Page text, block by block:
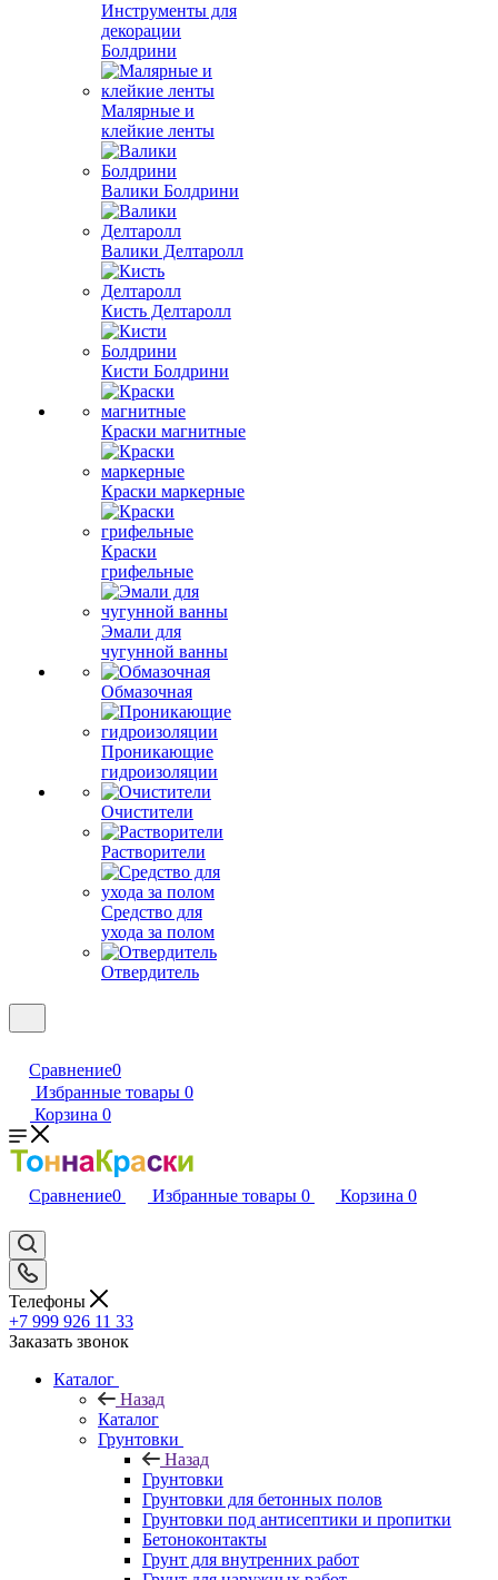
Инструменты для
декорации
Болдрини
Малярные и
клейкие ленты
Валики Болдрини
Валики Делтаролл
Кисть Делтаролл
Кисти Болдрини
Краски магнитные
Краски маркерные
Краски
грифельные
Эмали для
чугунной ванны
Обмазочная
Проникающие
гидроизоляции
Очистители
Растворители
Средство для
ухода за полом
Отвердитель
Сравнение0
Избранные товары 0
Корзина 0
Сравнение0 Избранные товары 0 Корзина 0
Телефоны
+7 999 926 11 33
Заказать звонок
Каталог
Назад
Каталог
Грунтовки
Назад
Грунтовки
Грунтовки для бетонных полов
Грунтовки под антисептики и пропитки
Бетоноконтакты
Грунт для внутренних работ